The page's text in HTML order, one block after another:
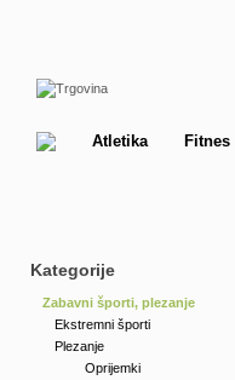
Atletika Fitnes
Kategorije
Zabavni športi, plezanje
Ekstremni športi
Plezanje
Oprijemki